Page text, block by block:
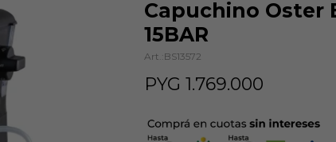
Capuchino Oster
15BAR
BS13572
PYG 1.769.000